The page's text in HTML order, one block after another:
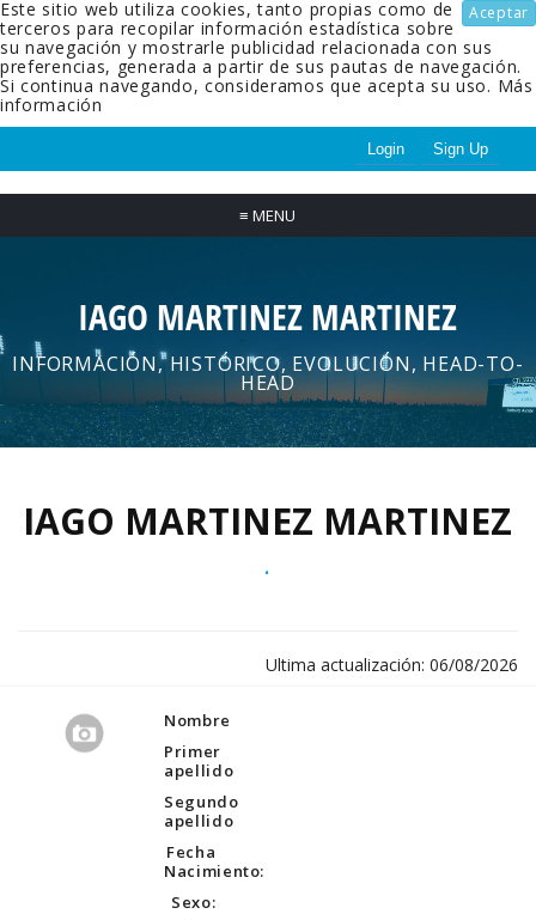
Aceptar
Este sitio web utiliza cookies, tanto propias como de
terceros para recopilar información estadística sobre
su navegación y mostrarle publicidad relacionada con sus
preferencias, generada a partir de sus pautas de navegación.
Si continua navegando, consideramos que acepta su uso. Más
información
Login Sign Up
≡ MENU
IAGO MARTINEZ MARTINEZ
INFORMACIÓN, HISTÓRICO, EVOLUCIÓN, HEAD-TO-
HEAD
IAGO MARTINEZ MARTINEZ
.
Ultima actualización: 06/08/2026
Nombre
Primer
apellido
Segundo
apellido
Fecha
Nacimiento:
Sexo: